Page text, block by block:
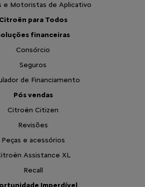
e Motoristas de Aplicativo
Citroën para Todos
financeiras
Consórcio
Seguros
de Financiamento
Pós vendas
Citroën Citizen
Revisões
Peças e acessórios
Assistance XL
Recall
Imperdível